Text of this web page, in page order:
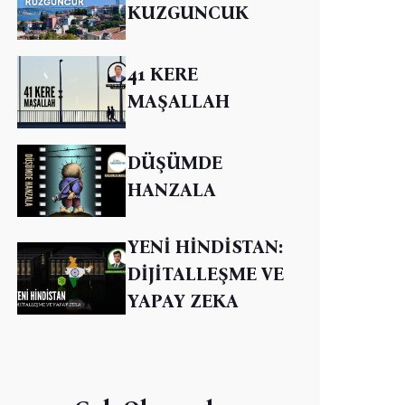
KUZGUNCUK
41 KERE
MAŞALLAH
DÜŞÜMDE
HANZALA
YENİ HİNDİSTAN:
DİJİTALLEŞME VE
YAPAY ZEKA